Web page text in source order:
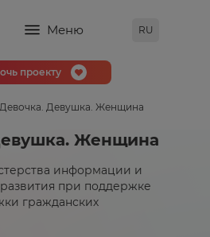
Меню RU
проекту
Девушка. Женщина
Женщина
информации и
при поддержке
гражданских